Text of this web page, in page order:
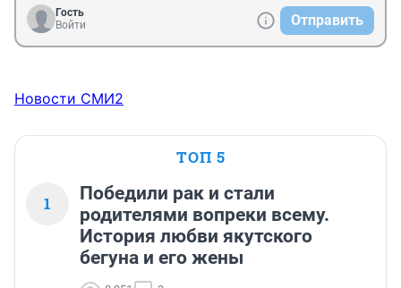
Гость
Войти
Отправить
Новости СМИ2
ТОП 5
1
Победили рак и стали
родителями вопреки всему.
История любви якутского
бегуна и его жены